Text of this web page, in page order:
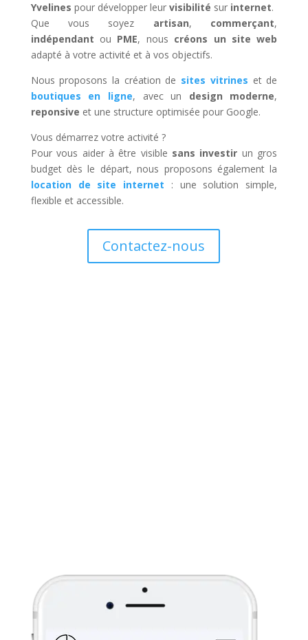
Yvelines pour développer leur visibilité sur internet.
Que vous soyez artisan, commerçant,
indépendant ou PME, nous créons un site web
adapté à votre activité et à vos objectifs.
Nous proposons la création de sites vitrines et de
boutiques en ligne, avec un design moderne,
reponsive et une structure optimisée pour Google.
Vous démarrez votre activité ?
Pour vous aider à être visible sans investir un gros
budget dès le départ, nous proposons également la
location de site internet : une solution simple,
flexible et accessible.
Contactez-nous